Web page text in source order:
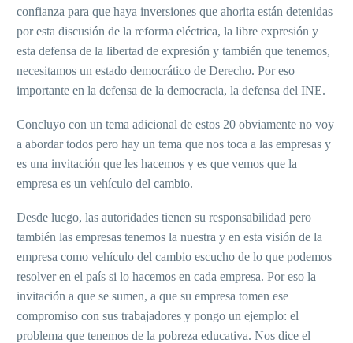
confianza para que haya inversiones que ahorita están detenidas
por esta discusión de la reforma eléctrica, la libre expresión y
esta defensa de la libertad de expresión y también que tenemos,
necesitamos un estado democrático de Derecho. Por eso
importante en la defensa de la democracia, la defensa del INE.
Concluyo con un tema adicional de estos 20 obviamente no voy
a abordar todos pero hay un tema que nos toca a las empresas y
es una invitación que les hacemos y es que vemos que la
empresa es un vehículo del cambio.
Desde luego, las autoridades tienen su responsabilidad pero
también las empresas tenemos la nuestra y en esta visión de la
empresa como vehículo del cambio escucho de lo que podemos
resolver en el país si lo hacemos en cada empresa. Por eso la
invitación a que se sumen, a que su empresa tomen ese
compromiso con sus trabajadores y pongo un ejemplo: el
problema que tenemos de la pobreza educativa. Nos dice el